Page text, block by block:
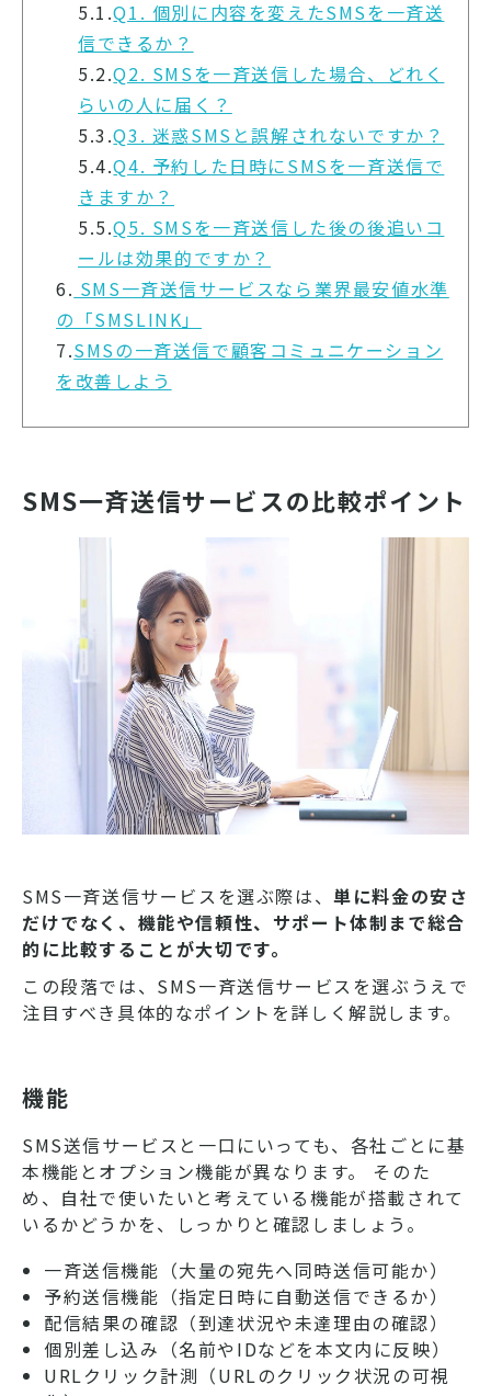
5.1.Q1. 個別に内容を変えたSMSを一斉送
信できるか？
5.2.Q2. SMSを一斉送信した場合、どれく
らいの人に届く？
5.3.Q3. 迷惑SMSと誤解されないですか？
5.4.Q4. 予約した日時にSMSを一斉送信で
きますか？
5.5.Q5. SMSを一斉送信した後の後追いコ
ールは効果的ですか？
6. SMS一斉送信サービスなら業界最安値水準
の「SMSLINK」
7.SMSの一斉送信で顧客コミュニケーション
を改善しよう
SMS一斉送信サービスの比較ポイント
SMS一斉送信サービスを選ぶ際は、単に料金の安さ
だけでなく、機能や信頼性、サポート体制まで総合
的に比較することが大切です。
この段落では、SMS一斉送信サービスを選ぶうえで
注目すべき具体的なポイントを詳しく解説します。
機能
SMS送信サービスと一口にいっても、各社ごとに基
本機能とオプション機能が異なります。 そのた
め、自社で使いたいと考えている機能が搭載されて
いるかどうかを、しっかりと確認しましょう。
一斉送信機能（大量の宛先へ同時送信可能か）
予約送信機能（指定日時に自動送信できるか）
配信結果の確認（到達状況や未達理由の確認）
個別差し込み（名前やIDなどを本文内に反映）
URLクリック計測（URLのクリック状況の可視